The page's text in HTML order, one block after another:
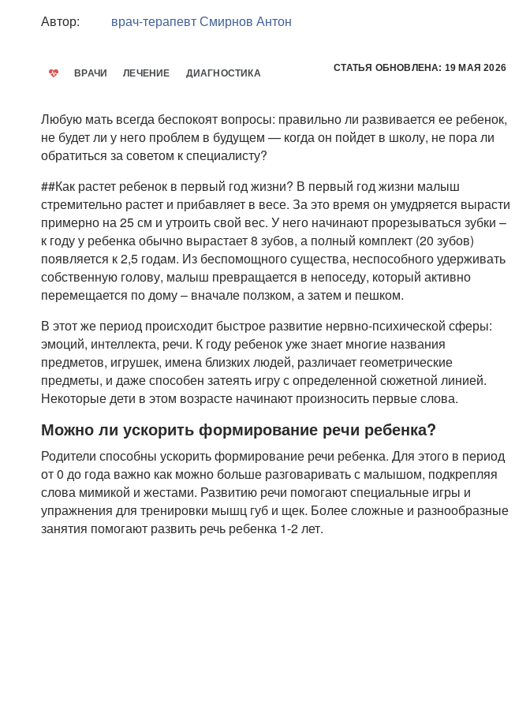
Автор:
врач-терапевтСмирнов Антон
ВРАЧИ ЛЕЧЕНИЕ ДИАГНОСТИКА СТАТЬЯ ОБНОВЛЕНА: 19 МАЯ 2026
Любую мать всегда беспокоят вопросы: правильно ли развивается ее ребенок,
не будет ли у него проблем в будущем — когда он пойдет в школу, не пора ли
обратиться за советом к специалисту?
##Как растет ребенок в первый год жизни? В первый год жизни малыш
стремительно растет и прибавляет в весе. За это время он умудряется вырасти
примерно на 25 см и утроить свой вес. У него начинают прорезываться зубки –
к году у ребенка обычно вырастает 8 зубов, а полный комплект (20 зубов)
появляется к 2,5 годам. Из беспомощного существа, неспособного удерживать
собственную голову, малыш превращается в непоседу, который активно
перемещается по дому – вначале ползком, а затем и пешком.
В этот же период происходит быстрое развитие нервно-психической сферы:
эмоций, интеллекта, речи. К году ребенок уже знает многие названия
предметов, игрушек, имена близких людей, различает геометрические
предметы, и даже способен затеять игру с определенной сюжетной линией.
Некоторые дети в этом возрасте начинают произносить первые слова.
Можно ли ускорить формирование речи ребенка?
Родители способны ускорить формирование речи ребенка. Для этого в период
от 0 до года важно как можно больше разговаривать с малышом, подкрепляя
слова мимикой и жестами. Развитию речи помогают специальные игры и
упражнения для тренировки мышц губ и щек. Более сложные и разнообразные
занятия помогают развить речь ребенка 1-2 лет.